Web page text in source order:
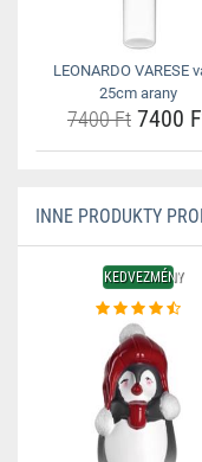
LEONARDO VARESE
25cm arany
7400 Ft 7400
INNE PRODUKTY
KEDVEZMÉNY